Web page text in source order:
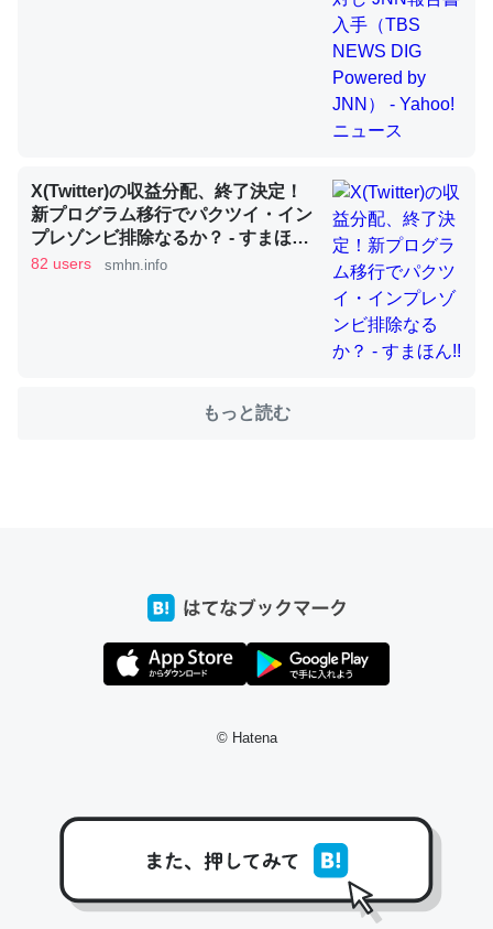
類は苦労してるんだな…。腹足類だと殻を無くしてナメク
─ニュース :: 【研究発表】昆虫学の大問題＝「昆虫はなぜ海にいな
ウチもEchoを実家に置いて４年。でたまに覗いてる。ぼ
ちぼちRingも置こうかと画策中。あと、Googleマップで
位置情報を共有してる。電池残量や充電中かが分かるので
─たまにLINEするくらいだった遠方の父67歳と僕。ITツール導入で
コミュニケーションが劇的に変化した｜tayorini by LIFULL介護
─たまにLINEするくらいだった遠方の父67歳と僕。ITツール導入で
回線代ほとんどかからないですよ。参考：
https://toyoshi.hatenablog.com/entry/2019/05/15/1805
34
─たまにLINEするくらいだった遠方の父67歳と僕。ITツール導入で
X(Twitter)の収益分配、終了決定！
新プログラム移行でパクツイ・イン
プレゾンビ排除なるか？ - すまほ
ん!!
82 users smhn.info
もっと読む
© Hatena